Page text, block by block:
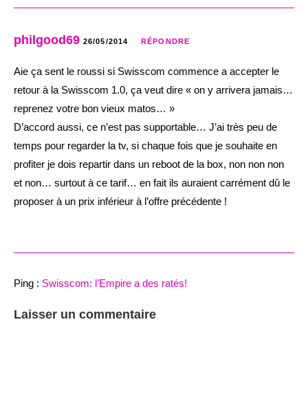
philgood69 26/05/2014 RÉPONDRE
Aie ça sent le roussi si Swisscom commence a accepter le
retour à la Swisscom 1.0, ça veut dire « on y arrivera jamais…
reprenez votre bon vieux matos… »
D’accord aussi, ce n’est pas supportable… J’ai très peu de
temps pour regarder la tv, si chaque fois que je souhaite en
profiter je dois repartir dans un reboot de la box, non non non
et non… surtout à ce tarif… en fait ils auraient carrément dû le
proposer à un prix inférieur à l’offre précédente !
Ping : Swisscom: l’Empire a des ratés!
Laisser un commentaire